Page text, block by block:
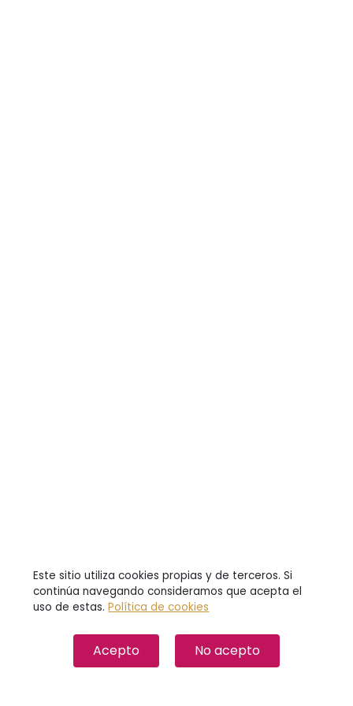
Este sitio utiliza cookies propias y de terceros. Si
continúa navegando consideramos que acepta el
uso de estas.Política de cookies
Acepto No acepto